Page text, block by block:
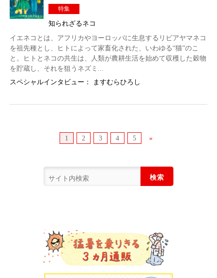
特集
知られざるネコ
イエネコとは、アフリカやヨーロッパに生息するリビアヤマネコ
を祖先種とし、ヒトによって家畜化された、いわゆる“猫”のこ
と。ヒトとネコの共生は、人類が農耕生活を始めて収穫した穀物
を貯蔵し、それを狙うネズミ...
スペシャルインタビュー： ますむらひろし
1 2 3 4 5 »